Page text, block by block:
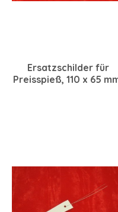
Ersatzschilder für
Preisspieß, 110 x 65